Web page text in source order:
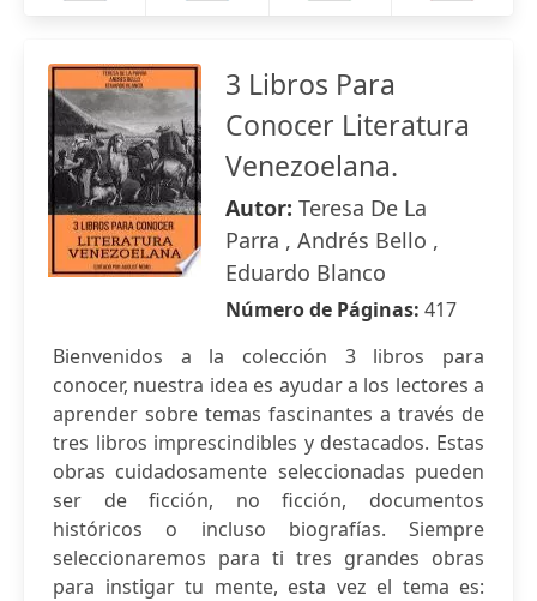
3 Libros Para
Conocer Literatura
Venezoelana.
Autor: Teresa De La
Parra , Andrés Bello ,
Eduardo Blanco
Número de Páginas: 417
Bienvenidos a la colección 3 libros para
conocer, nuestra idea es ayudar a los lectores a
aprender sobre temas fascinantes a través de
tres libros imprescindibles y destacados. Estas
obras cuidadosamente seleccionadas pueden
ser de ficción, no ficción, documentos
históricos o incluso biografías. Siempre
seleccionaremos para ti tres grandes obras
para instigar tu mente, esta vez el tema es: